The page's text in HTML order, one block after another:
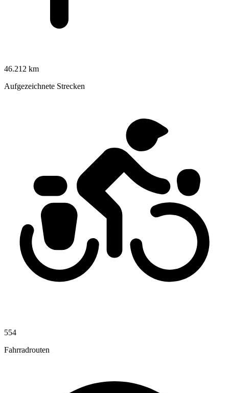
46.212 km
Aufgezeichnete Strecken
554
Fahrradrouten